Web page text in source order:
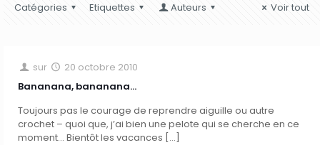
Catégories Etiquettes Auteurs Voir tout
sur
20 octobre 2010
Bananana, bananana…
Toujours pas le courage de reprendre aiguille ou autre
crochet – quoi que, j’ai bien une pelote qui se cherche en ce
moment… Bientôt les vacances […]